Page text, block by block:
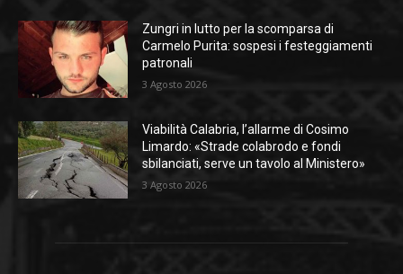
Zungri in lutto per la scomparsa di
Carmelo Purita: sospesi i festeggiamenti
patronali
3 Agosto 2026
Viabilità Calabria, l’allarme di Cosimo
Limardo: «Strade colabrodo e fondi
sbilanciati, serve un tavolo al Ministero»
3 Agosto 2026